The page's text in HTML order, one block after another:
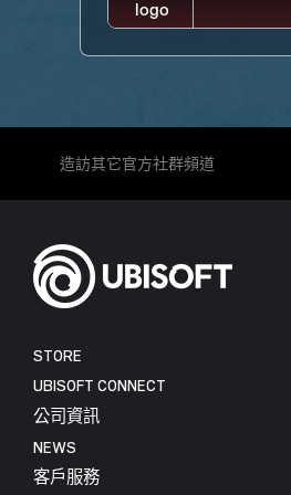
造訪其它官方社群頻道
STORE
UBISOFT CONNECT
公司資訊
NEWS
客戶服務